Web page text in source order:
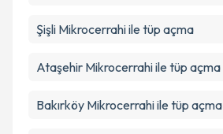
Şişli Mikrocerrahi ile tüp açma
Ataşehir Mikrocerrahi ile tüp açma
Bakırköy Mikrocerrahi ile tüp açma